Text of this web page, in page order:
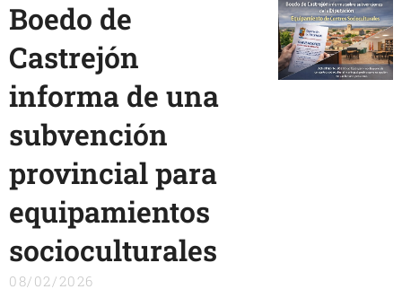
Boedo de
Castrejón
informa de una
subvención
provincial para
equipamientos
socioculturales
08/02/2026